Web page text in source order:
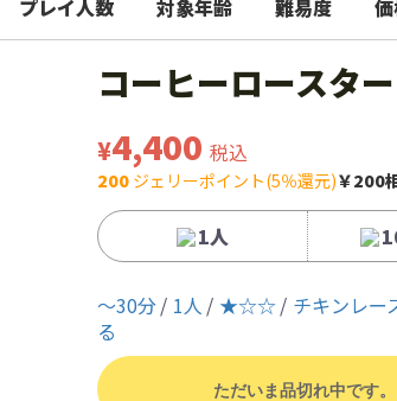
プレイ人数 対象年齢 難易度
コーヒーロースター
¥4,400 税込
200 ジェリーポイント(5％還元)￥200
1人
〜30分 1人 ★☆☆ チキンレー
る
ただいま品切れ中です。